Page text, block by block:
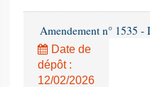
Amendement n° 1535
Date de
dépôt :
12/02/2026